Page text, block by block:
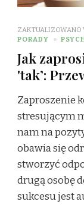
ZAKTUALIZOWANO
PORADY
Jak
'tak’:
Zaproszenie
stresującym
nam na
obawia się
stworzyć
drugą osobę
sukcesu jest